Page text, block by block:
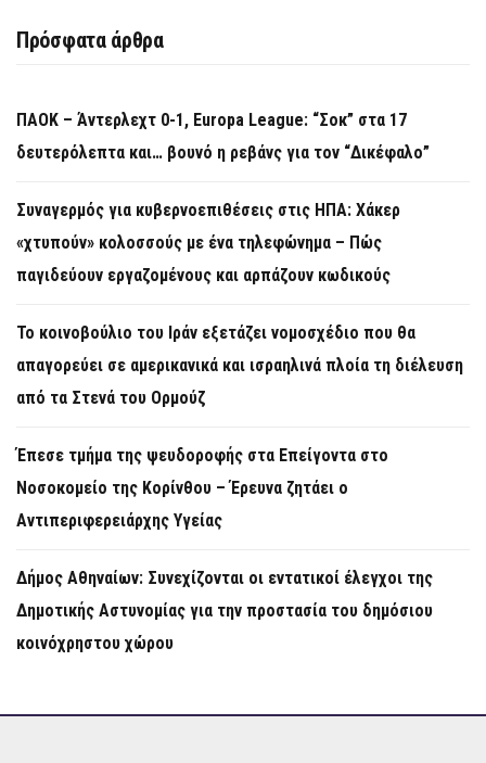
Πρόσφατα άρθρα
ΠΑΟΚ – Άντερλεχτ 0-1, Europa League: “Σοκ” στα 17
δευτερόλεπτα και… βουνό η ρεβάνς για τον “Δικέφαλο”
Συναγερμός για κυβερνοεπιθέσεις στις ΗΠΑ: Χάκερ
«χτυπούν» κολοσσούς με ένα τηλεφώνημα – Πώς
παγιδεύουν εργαζομένους και αρπάζουν κωδικούς
Το κοινοβούλιο του Ιράν εξετάζει νομοσχέδιο που θα
απαγορεύει σε αμερικανικά και ισραηλινά πλοία τη διέλευση
από τα Στενά του Ορμούζ
Έπεσε τμήμα της ψευδοροφής στα Επείγοντα στο
Νοσοκομείο της Κορίνθου – Έρευνα ζητάει ο
Αντιπεριφερειάρχης Υγείας
Δήμος Αθηναίων: Συνεχίζονται οι εντατικοί έλεγχοι της
Δημοτικής Αστυνομίας για την προστασία του δημόσιου
κοινόχρηστου χώρου